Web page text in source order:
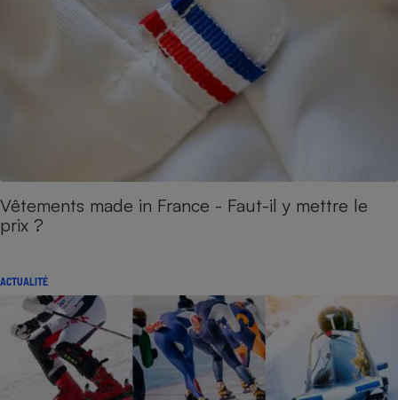
Vêtements made in France - Faut-il y mettre le
prix ?
ACTUALITÉ